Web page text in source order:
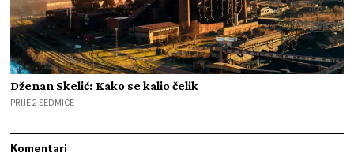
Dženan Skelić: Kako se kalio čelik
PRIJE 2 SEDMICE
Komentari